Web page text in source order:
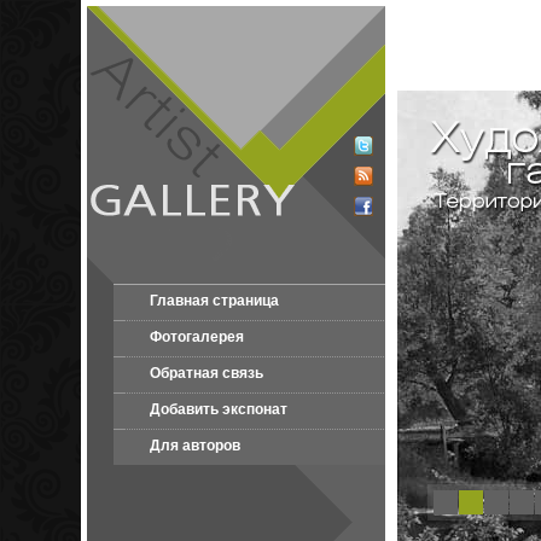
Главная страница
Фотогалерея
Обратная связь
Добавить экспонат
Для авторов